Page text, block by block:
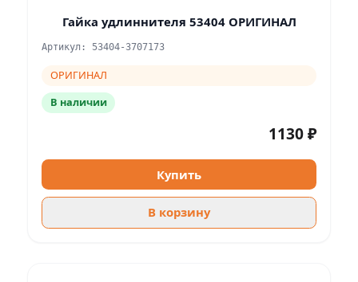
Гайка удлиннителя 53404 ОРИГИНАЛ
Артикул: 53404-3707173
ОРИГИНАЛ
В наличии
1130 ₽
Купить
В корзину